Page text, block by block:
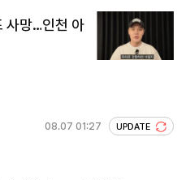
사망…인천 아
08.07 01:27 UPDATE